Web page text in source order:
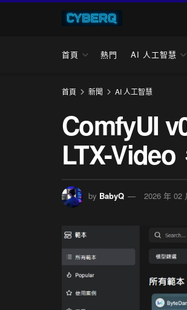
首頁 熱門 AI 人工智慧
首頁 新聞 AI 人工智慧
ComfyUI
LTX-
by BabyQ 2026 年 02